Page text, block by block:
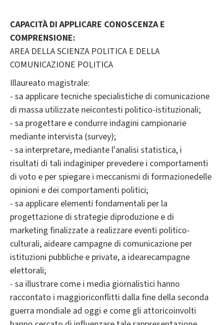
CAPACITÀ DI APPLICARE CONOSCENZA E
COMPRENSIONE:
AREA DELLA SCIENZA POLITICA E DELLA
COMUNICAZIONE POLITICA
Illaureato magistrale:
- sa applicare tecniche specialistiche di comunicazione
di massa utilizzate neicontesti politico-istituzionali;
- sa progettare e condurre indagini campionarie
mediante intervista (survey);
- sa interpretare, mediante l'analisi statistica, i
risultati di tali indaginiper prevedere i comportamenti
di voto e per spiegare i meccanismi di formazionedelle
opinioni e dei comportamenti politici;
- sa applicare elementi fondamentali per la
progettazione di strategie diproduzione e di
marketing finalizzate a realizzare eventi politico-
culturali, aideare campagne di comunicazione per
istituzioni pubbliche e private, a idearecampagne
elettorali;
- sa illustrare come i media giornalistici hanno
raccontato i maggioriconflitti dalla fine della seconda
guerra mondiale ad oggi e come gli attoricoinvolti